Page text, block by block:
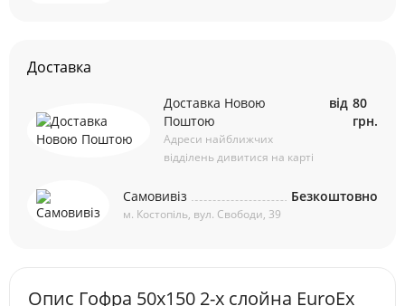
Доставка
Доставка Новою
Поштою
Адреси найближчих
відділень дивитися на карті
від 80
грн.
Самовивіз
м. Костопіль, вул. Свободи, 39
Безкоштовно
Опис Гофра 50х150 2-х слойна EuroEx